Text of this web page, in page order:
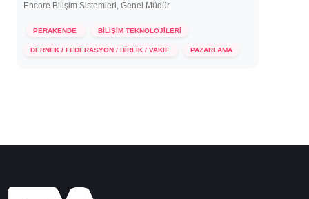
Encore Bilişim Sistemleri, Genel Müdür
PERAKENDE BİLİŞİM TEKNOLOJİLERİ
DERNEK / FEDERASYON / BİRLİK / VAKIF PAZARLAMA